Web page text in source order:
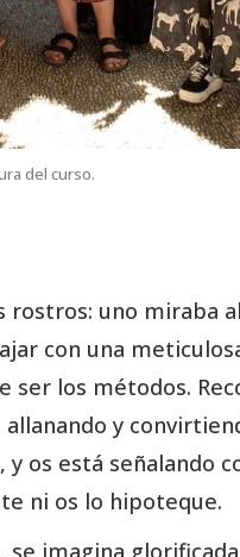
del curso.
rostros: uno miraba
con una
los métodos.
y
os está señalando
ni os lo hipoteque.
imagina